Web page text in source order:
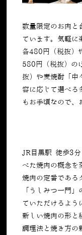
数量限定のお肉と
ています。気軽に
各480円（税抜）
580円（税抜）の
抜）や麦焼酎「中
容に応じて選べる
もお手頃なので、
JR目黒駅 徒歩3
べた焼肉の概念を
焼肉の定番である
「うしみつ一門
ていただけるよう
新しい焼肉の形と
調理法と焼き方の